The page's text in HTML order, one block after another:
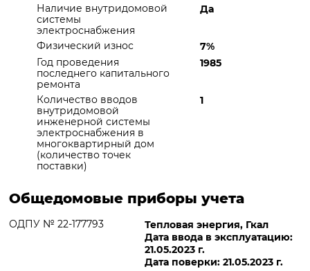
Наличие внутридомовой
системы
электроснабжения
Да
Физический износ
7%
Год проведения
последнего капитального
ремонта
1985
Количество вводов
внутридомовой
инженерной системы
электроснабжения в
многоквартирный дом
(количество точек
поставки)
1
Общедомовые приборы учета
ОДПУ № 22-177793
Тепловая энергия, Гкал
Дата ввода в эксплуатацию:
21.05.2023 г.
Дата поверки: 21.05.2023 г.